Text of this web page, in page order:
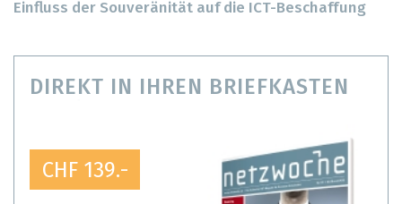
Einfluss der Souveränität auf die ICT-Beschaffung
DIREKT IN IHREN BRIEFKASTEN
CHF 139.-